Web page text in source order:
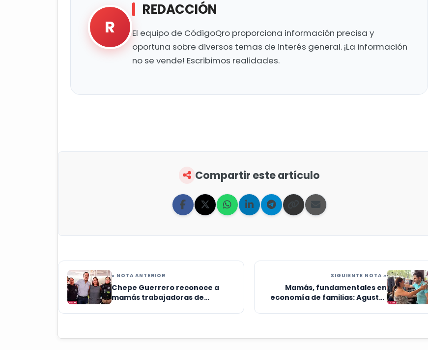
R
REDACCIÓN
El equipo de CódigoQro proporciona información precisa y
oportuna sobre diversos temas de interés general. ¡La información
no se vende! Escribimos realidades.
Compartir este artículo
« NOTA ANTERIOR
Chepe Guerrero reconoce a
mamás trabajadoras de
SIGUIENTE NOTA »
Mamás, fundamentales en
economía de familias: Agustín